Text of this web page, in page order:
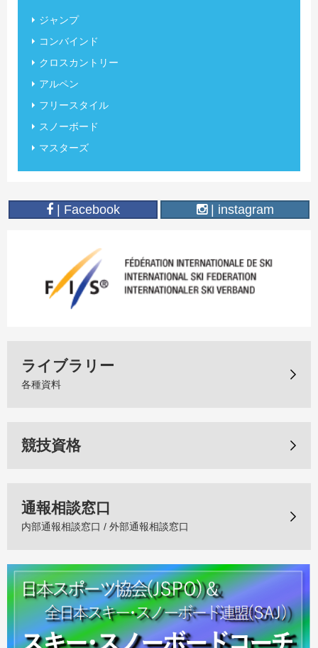
ジャンプ
コンバインド
クロスカントリー
アルペン
フリースタイル
スノーボード
マスターズ
| Facebook | instagram
ライブラリー
各種資料
競技資格
通報相談窓口
内部通報相談窓口 / 外部通報相談窓口